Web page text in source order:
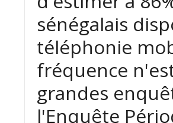
sénégalais
téléphonie
fréquence
grandes
l'Enquête